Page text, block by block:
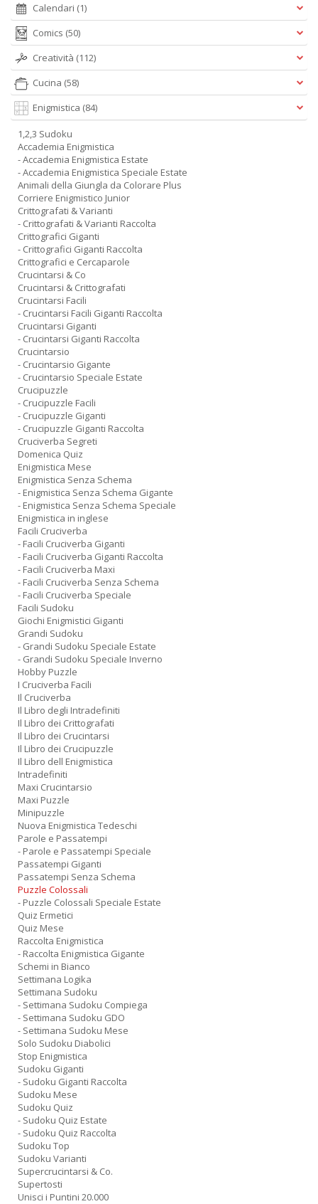
Calendari (1)
Comics (50)
Creatività (112)
Cucina (58)
Enigmistica (84)
1,2,3 Sudoku
Accademia Enigmistica
- Accademia Enigmistica Estate
- Accademia Enigmistica Speciale Estate
Animali della Giungla da Colorare Plus
Corriere Enigmistico Junior
Crittografati & Varianti
- Crittografati & Varianti Raccolta
Crittografici Giganti
- Crittografici Giganti Raccolta
Crittografici e Cercaparole
Crucintarsi & Co
Crucintarsi & Crittografati
Crucintarsi Facili
- Crucintarsi Facili Giganti Raccolta
Crucintarsi Giganti
- Crucintarsi Giganti Raccolta
Crucintarsio
- Crucintarsio Gigante
- Crucintarsio Speciale Estate
Crucipuzzle
- Crucipuzzle Facili
- Crucipuzzle Giganti
- Crucipuzzle Giganti Raccolta
Cruciverba Segreti
Domenica Quiz
Enigmistica Mese
Enigmistica Senza Schema
- Enigmistica Senza Schema Gigante
- Enigmistica Senza Schema Speciale
Enigmistica in inglese
Facili Cruciverba
- Facili Cruciverba Giganti
- Facili Cruciverba Giganti Raccolta
- Facili Cruciverba Maxi
- Facili Cruciverba Senza Schema
- Facili Cruciverba Speciale
Facili Sudoku
Giochi Enigmistici Giganti
Grandi Sudoku
- Grandi Sudoku Speciale Estate
- Grandi Sudoku Speciale Inverno
Hobby Puzzle
I Cruciverba Facili
Il Cruciverba
Il Libro degli Intradefiniti
Il Libro dei Crittografati
Il Libro dei Crucintarsi
Il Libro dei Crucipuzzle
Il Libro dell Enigmistica
Intradefiniti
Maxi Crucintarsio
Maxi Puzzle
Minipuzzle
Nuova Enigmistica Tedeschi
Parole e Passatempi
- Parole e Passatempi Speciale
Passatempi Giganti
Passatempi Senza Schema
Puzzle Colossali
- Puzzle Colossali Speciale Estate
Quiz Ermetici
Quiz Mese
Raccolta Enigmistica
- Raccolta Enigmistica Gigante
Schemi in Bianco
Settimana Logika
Settimana Sudoku
- Settimana Sudoku Compiega
- Settimana Sudoku GDO
- Settimana Sudoku Mese
Solo Sudoku Diabolici
Stop Enigmistica
Sudoku Giganti
- Sudoku Giganti Raccolta
Sudoku Mese
Sudoku Quiz
- Sudoku Quiz Estate
- Sudoku Quiz Raccolta
Sudoku Top
Sudoku Varianti
Supercrucintarsi & Co.
Supertosti
Unisci i Puntini 20.000